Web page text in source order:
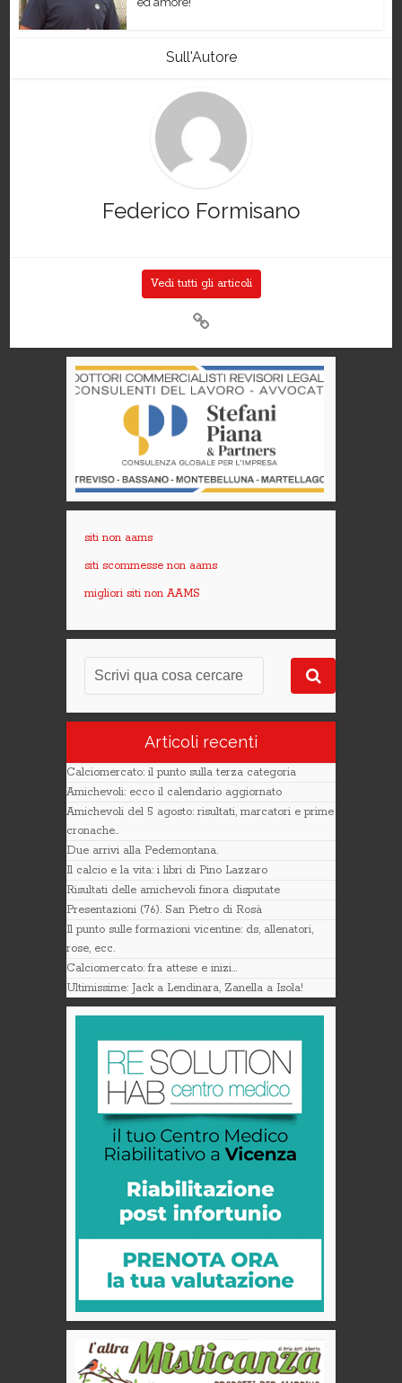
Sull'Autore
Federico Formisano
Vedi tutti gli articoli
siti non aams
siti scommesse non aams
migliori siti non AAMS
Articoli recenti
Calciomercato: il punto sulla terza categoria
Amichevoli: ecco il calendario aggiornato
Amichevoli del 5 agosto: risultati, marcatori e prime
cronache..
Due arrivi alla Pedemontana.
Il calcio e la vita: i libri di Pino Lazzaro
Risultati delle amichevoli finora disputate
Presentazioni (76). San Pietro di Rosà
Il punto sulle formazioni vicentine: ds, allenatori,
rose, ecc.
Calciomercato: fra attese e inizi…
Ultimissime: Jack a Lendinara, Zanella a Isola!